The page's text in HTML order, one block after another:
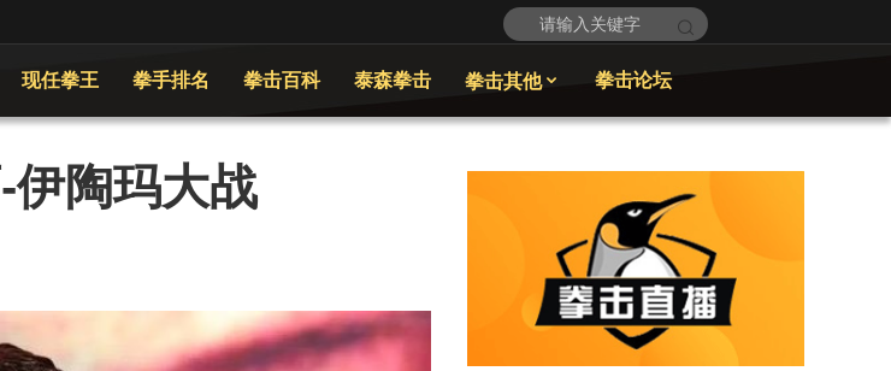
现任拳王 拳手排名 拳击百科 泰森拳击 拳击其他 拳击论坛
伊陶玛大战